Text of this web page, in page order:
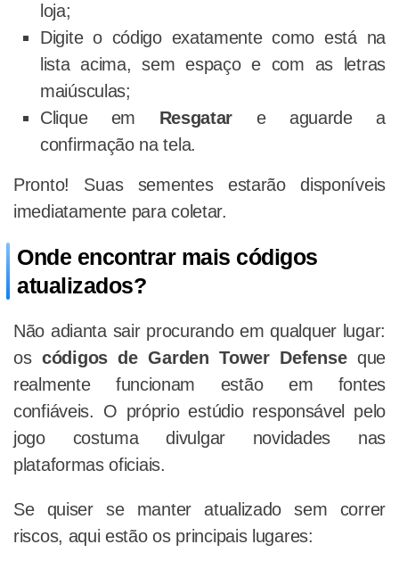
loja;
Digite o código exatamente como está na
lista acima, sem espaço e com as letras
maiúsculas;
Clique em Resgatar e aguarde a
confirmação na tela.
Pronto! Suas sementes estarão disponíveis
imediatamente para coletar.
Onde encontrar mais códigos
atualizados?
Não adianta sair procurando em qualquer lugar:
os códigos de Garden Tower Defenseque
realmente funcionam estão em fontes
confiáveis. O próprio estúdio responsável pelo
jogo costuma divulgar novidades nas
plataformas oficiais.
Se quiser se manter atualizado sem correr
riscos, aqui estão os principais lugares: